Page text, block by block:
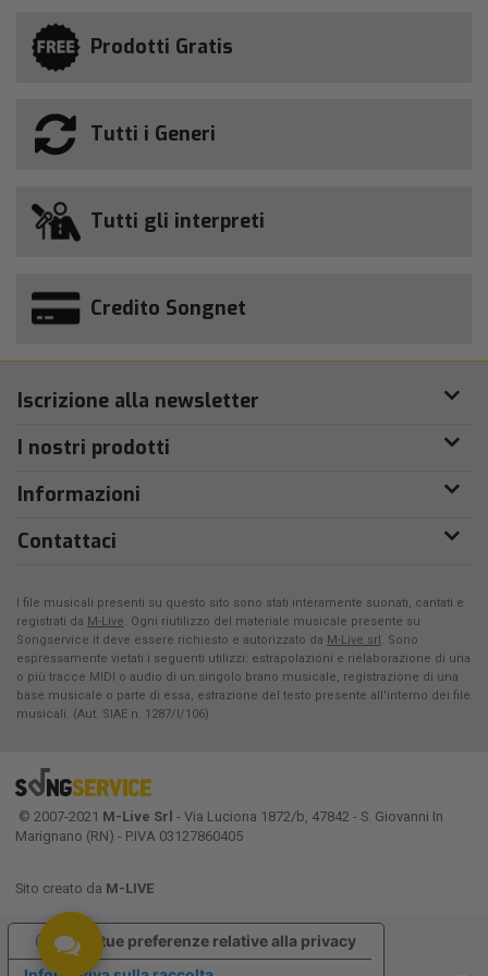
Prodotti Gratis
Tutti i Generi
Tutti gli interpreti
Credito Songnet
Iscrizione alla newsletter
I nostri prodotti
Informazioni
Contattaci
I file musicali presenti su questo sito sono stati interamente suonati, cantati e
registrati da M-Live. Ogni riutilizzo del materiale musicale presente su
Songservice.it deve essere richiesto e autorizzato da M-Live srl. Sono
espressamente vietati i seguenti utilizzi: estrapolazioni e rielaborazione di una
o più tracce MIDI o audio di un singolo brano musicale, registrazione di una
base musicale o parte di essa, estrazione del testo presente all'interno dei file
musicali. (Aut. SIAE n. 1287/I/106)
© 2007-2021 M-Live Srl - Via Luciona 1872/b, 47842 - S. Giovanni In
Marignano (RN) - P.IVA 03127860405
Sito creato da M-LIVE
Le tue preferenze relative alla privacy